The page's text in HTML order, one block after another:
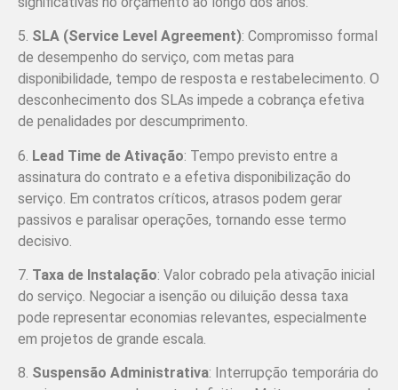
5. SLA (Service Level Agreement): Compromisso formal
de desempenho do serviço, com metas para
disponibilidade, tempo de resposta e restabelecimento. O
desconhecimento dos SLAs impede a cobrança efetiva
de penalidades por descumprimento.
6. Lead Time de Ativação: Tempo previsto entre a
assinatura do contrato e a efetiva disponibilização do
serviço. Em contratos críticos, atrasos podem gerar
passivos e paralisar operações, tornando esse termo
decisivo.
7. Taxa de Instalação: Valor cobrado pela ativação inicial
do serviço. Negociar a isenção ou diluição dessa taxa
pode representar economias relevantes, especialmente
em projetos de grande escala.
8. Suspensão Administrativa: Interrupção temporária do